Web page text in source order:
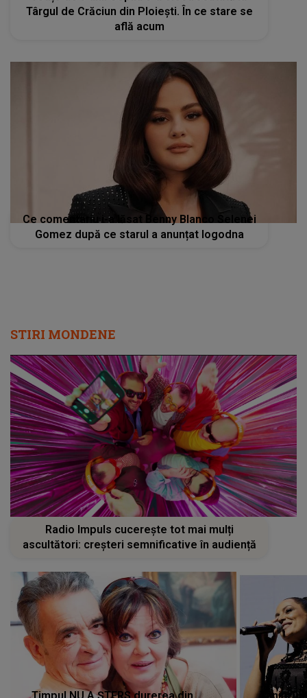
Târgul de Crăciun din Ploiești. În ce stare se
află acum
Ce comentariu i-a lăsat Benny Blanco Selenei
Gomez după ce starul a anunțat logodna
STIRI MONDENE
Radio Impuls cucerește tot mai mulți
ascultători: creșteri semnificative în audiență
Timpul NU A ȘTERS durerea din Tania